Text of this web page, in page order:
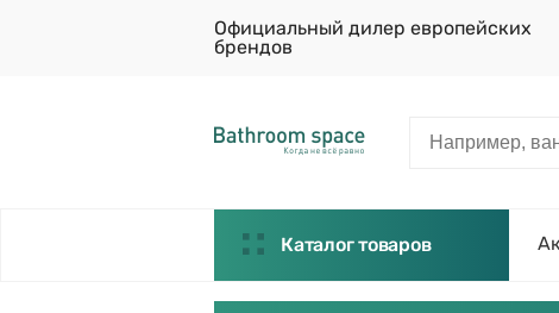
Официальный дилер европейских
брендов
Каталог товаров